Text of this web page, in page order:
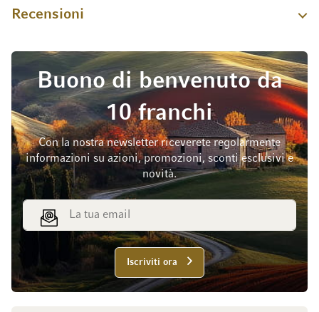
Recensioni
Buono di benvenuto da
10 franchi
Con la nostra newsletter riceverete regolarmente
informazioni su azioni, promozioni, sconti esclusivi e
novità.
Indirizzo email
Iscriviti ora